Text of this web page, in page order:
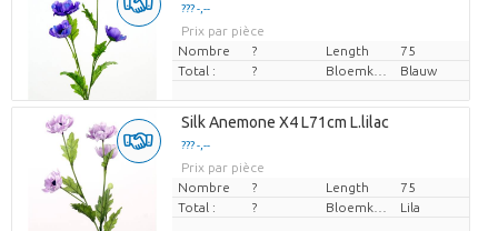
??? -,--
Prix par pièce
Nombre
? Length
75
Total :
? Blauw
Silk Anemone X4 L71cm L.lilac
??? -,--
Prix par pièce
Nombre
? Length
75
Total :
? Lila